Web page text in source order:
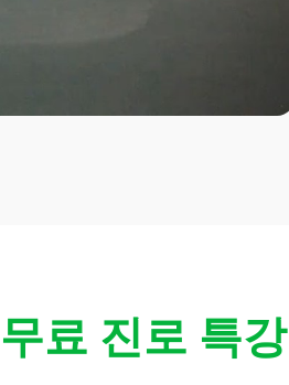
무료 진로 특강